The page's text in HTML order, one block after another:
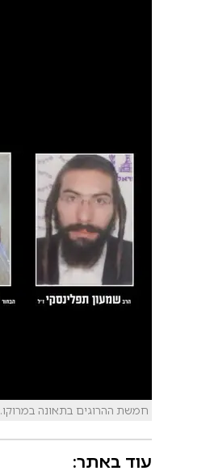
חמשת ההרוגים בתאונה במרוקו.
עוד באתר: